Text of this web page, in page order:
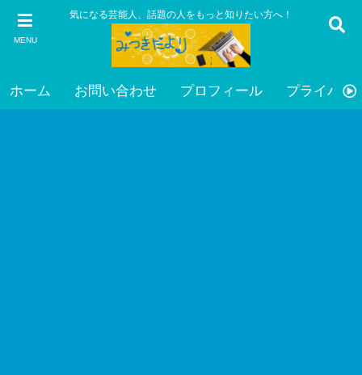
MENU
気になる芸能人、話題の人をもっと知りたい方へ！
ホーム お問い合わせ プロフィール プライバシ